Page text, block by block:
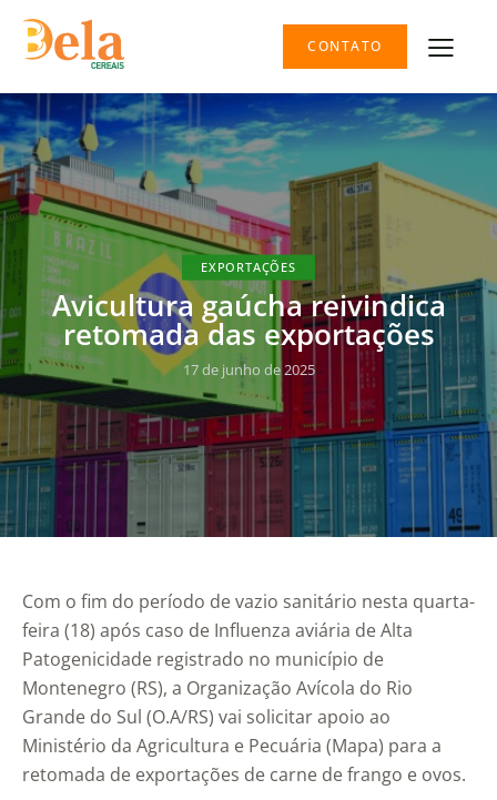
CONTATO
EXPORTAÇÕES
Avicultura gaúcha reivindica
retomada das exportações
17 de junho de 2025
Com o fim do período de vazio sanitário nesta quarta-
feira (18) após caso de Influenza aviária de Alta
Patogenicidade registrado no município de
Montenegro (RS), a Organização Avícola do Rio
Grande do Sul (O.A/RS) vai solicitar apoio ao
Ministério da Agricultura e Pecuária (Mapa) para a
retomada de exportações de carne de frango e ovos.